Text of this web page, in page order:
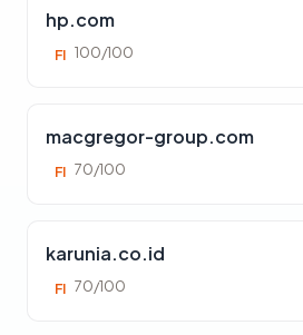
hp.com
FI 100/100
macgregor-group.com
FI 70/100
karunia.co.id
FI 70/100